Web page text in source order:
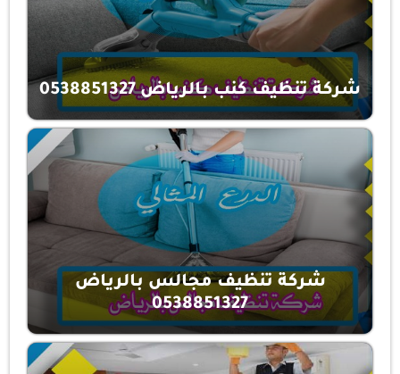
شركة تنظيف كنب بالرياض 0538851327
شركة تنظيف مجالس بالرياض
0538851327